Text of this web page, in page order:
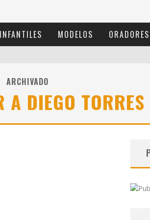
INFANTILES MODELOS ORADORES
ARCHIVADO
A DIEGO TORRES